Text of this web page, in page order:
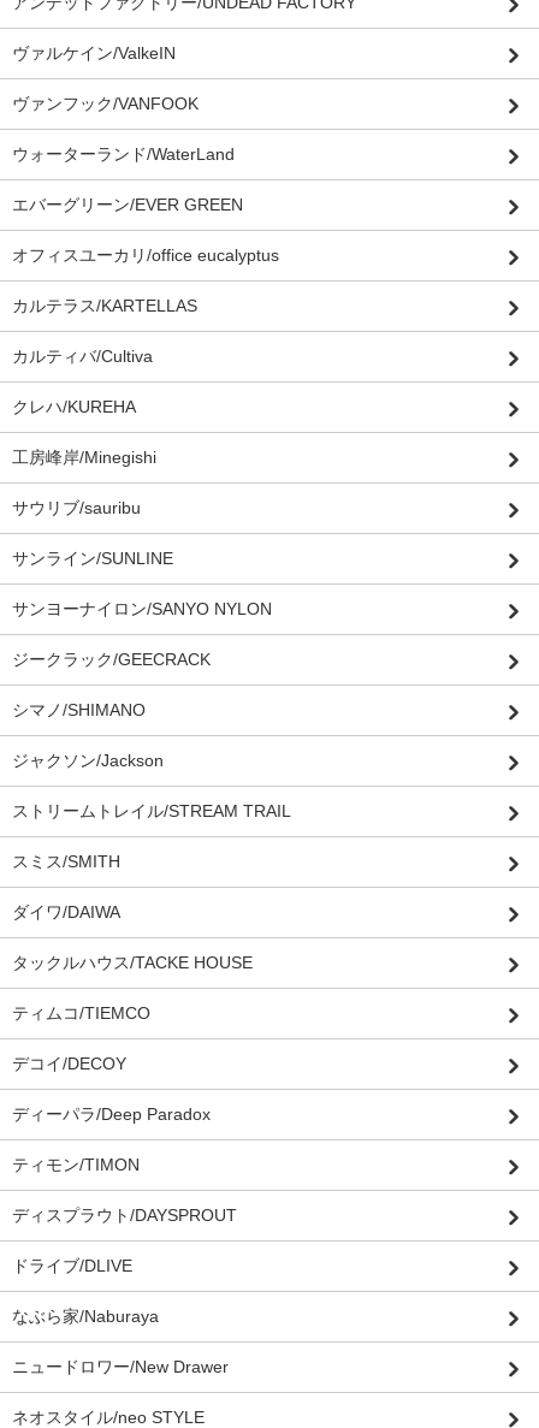
ヴァルケイン/ValkeIN
ヴァンフック/VANFOOK
ウォーターランド/WaterLand
エバーグリーン/EVER GREEN
オフィスユーカリ/office eucalyptus
カルテラス/KARTELLAS
カルティバ/Cultiva
クレハ/KUREHA
工房峰岸/Minegishi
サウリブ/sauribu
サンライン/SUNLINE
サンヨーナイロン/SANYO NYLON
ジークラック/GEECRACK
シマノ/SHIMANO
ジャクソン/Jackson
ストリームトレイル/STREAM TRAIL
スミス/SMITH
ダイワ/DAIWA
タックルハウス/TACKE HOUSE
ティムコ/TIEMCO
デコイ/DECOY
ディーパラ/Deep Paradox
ティモン/TIMON
ディスプラウト/DAYSPROUT
ドライブ/DLIVE
なぶら家/Naburaya
ニュードロワー/New Drawer
ネオスタイル/neo STYLE